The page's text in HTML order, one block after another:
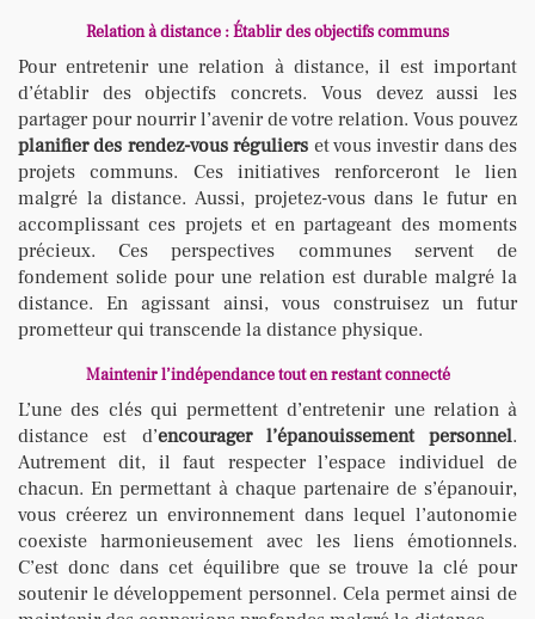
Relation à distance : Établir des objectifs communs
Pour entretenir une relation à distance, il est important
d’établir des objectifs concrets. Vous devez aussi les
partager pour nourrir l’avenir de votre relation. Vous pouvez
planifier des rendez-vous réguliers et vous investir dans des
projets communs. Ces initiatives renforceront le lien
malgré la distance. Aussi, projetez-vous dans le futur en
accomplissant ces projets et en partageant des moments
précieux. Ces perspectives communes servent de
fondement solide pour une relation est durable malgré la
distance. En agissant ainsi, vous construisez un futur
prometteur qui transcende la distance physique.
Maintenir l’indépendance tout en restant connecté
L’une des clés qui permettent d’entretenir une relation à
distance est d’encourager l’épanouissement personnel.
Autrement dit, il faut respecter l’espace individuel de
chacun. En permettant à chaque partenaire de s’épanouir,
vous créerez un environnement dans lequel l’autonomie
coexiste harmonieusement avec les liens émotionnels.
C’est donc dans cet équilibre que se trouve la clé pour
soutenir le développement personnel. Cela permet ainsi de